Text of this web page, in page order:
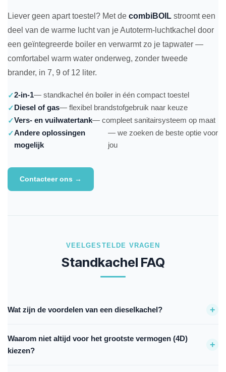
Liever geen apart toestel? Met de combiBOIL stroomt een
deel van de warme lucht van je Autoterm-luchtkachel door
een geïntegreerde boiler en verwarmt zo je tapwater —
comfortabel warm water onderweg, zonder tweede
brander, in 7, 9 of 12 liter.
2-in-1— standkachel én boiler in één compact toestel
Diesel of gas— flexibel brandstofgebruik naar keuze
Vers- en vuilwatertank— compleet sanitairsysteem op maat
Andere oplossingen
mogelijk
— we zoeken de beste optie voor
jou
Contacteer ons →
VEELGESTELDE VRAGEN
Standkachel FAQ
Wat zijn de voordelen van een dieselkachel? +
zeer koude omstandigheden. Ze zijn niet afhankelijk van de motor
van het voertuig — gebruik ze rijdend én geparkeerd.
Waarom niet altijd voor het grootste vermogen (4D)
kiezen?
+